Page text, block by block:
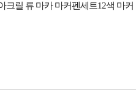
크릴 류 마카 마커펜세트12색 마커